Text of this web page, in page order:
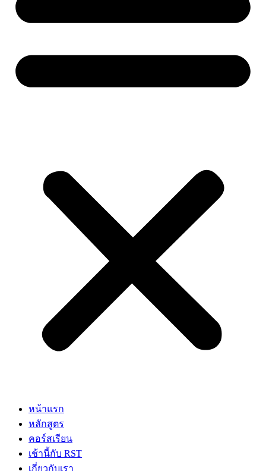
หน้าแรก
หลักสูตร
คอร์สเรียน
เช้านี้กับ RST
เกี่ยวกับเรา